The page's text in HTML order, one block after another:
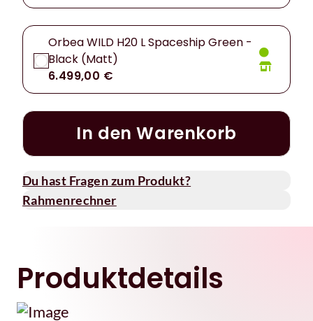
Orbea WILD H20 L Spaceship Green -
Black (Matt)
6.499,00 €
In den Warenkorb
Du hast Fragen zum Produkt?
Rahmenrechner
Produktdetails